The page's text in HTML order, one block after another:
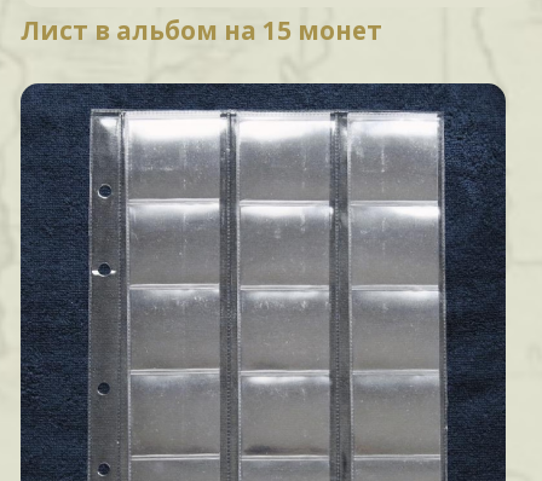
Лист в альбом на 15 монет